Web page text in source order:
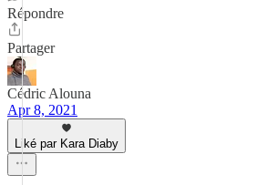
Répondre
Partager
Cédric Alouna
Apr 8, 2021
Liké par Kara Diaby